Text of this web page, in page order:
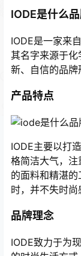
IODE是什么品
IODE是一家来
其名字来源于化
新、自信的品牌
产品特点
IODE主要以打
格简洁大气，
的面料和精湛
时，并不失时尚
品牌理念
IODE致力于为